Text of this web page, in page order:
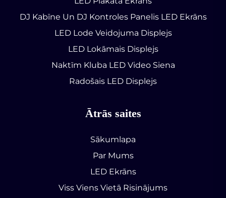
DJ Kabīne Un DJ Kontroles Panelis LED Ekrāns
LED Lode Veidojuma Displejs
LED Lokāmais Displejs
Naktīm Kluba LED Video Siena
Radošais LED Displejs
Ātrās saites
Sākumlapa
Par Mums
LED Ekrāns
Viss Viens Vietā Risinājums